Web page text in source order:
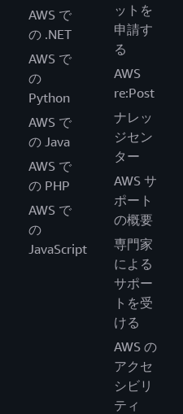
AWS で
の .NET
AWS で
の
Python
AWS で
の Java
AWS で
の PHP
AWS で
の
JavaScript
ットを
申請す
る
AWS
re:Post
ナレッ
ジセン
ター
AWS サ
ポート
の概要
専門家
による
サポー
トを受
ける
AWS の
アクセ
シビリ
ティ